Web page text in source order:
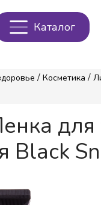
Каталог
/ Косметика /
Black